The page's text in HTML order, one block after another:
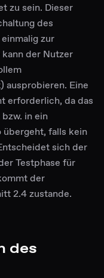
zu sein. Dieser
des
zur
der Nutzer
ausprobieren. Eine
erforderlich, da das
in ein
übergeht, falls kein
sich der
Testphase für
der
2.4 zustande.
des